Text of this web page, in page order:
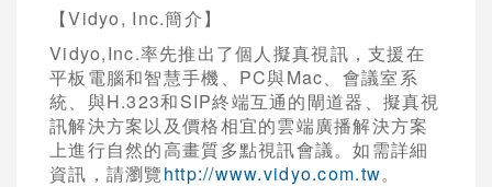
【Vidyo, Inc.簡介】
Vidyo,Inc.率先推出了個人擬真視訊，支援在
平板電腦和智慧手機、PC與Mac、會議室系
統、與H.323和SIP終端互通的閘道器、擬真視
訊解決方案以及價格相宜的雲端廣播解決方案
上進行自然的高畫質多點視訊會議。如需詳細
資訊，請瀏覽http://www.vidyo.com.tw。